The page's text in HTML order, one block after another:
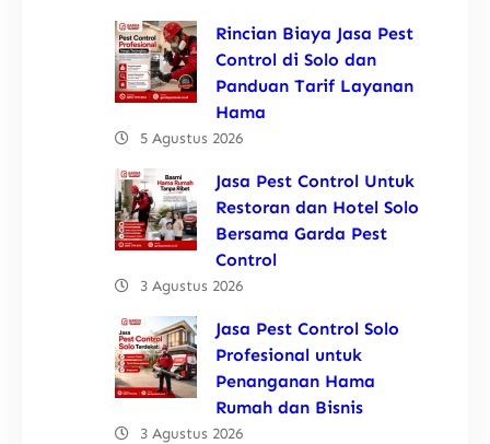
Rincian Biaya Jasa Pest
Control di Solo dan
Panduan Tarif Layanan
Hama
5 Agustus 2026
Jasa Pest Control Untuk
Restoran dan Hotel Solo
Bersama Garda Pest
Control
3 Agustus 2026
Jasa Pest Control Solo
Profesional untuk
Penanganan Hama
Rumah dan Bisnis
3 Agustus 2026